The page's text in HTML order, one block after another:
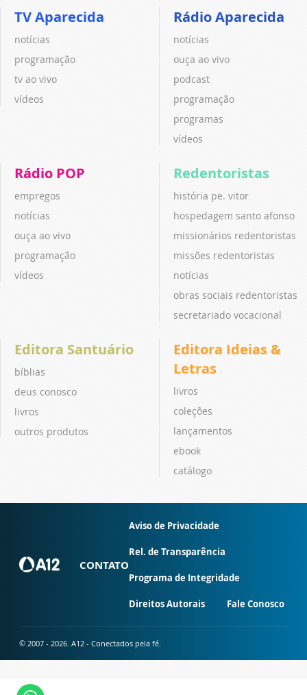
TV Aparecida
notícias
programação
tv ao vivo
vídeos
Rádio Aparecida
notícias
ouça ao vivo
podcast
programação
programas
vídeos
Rádio POP
empregos
notícias
ouça ao vivo
programação
vídeos
Redentoristas
história pe. vitor
hospedagem santo afonso
missionários redentoristas
missões redentoristas
notícias
obras sociais redentoristas
secretariado vocacional
Editora Santuário
bíblias
deus conosco
livros
outros produtos
Editora Ideias &
Letras
livros
coleções
lançamentos
ebook
catálogo
CONTATO
Aviso de Privacidade
Rel. de Transparência
Programa de Integridade
Direitos Autorais Fale Conosco
© 2007 - 2026. A12 - Conectados pela fé.